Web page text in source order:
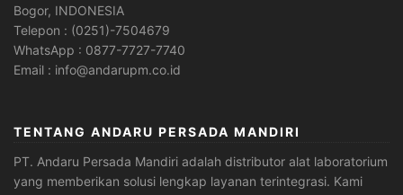
Bogor, INDONESIA
Telepon : (0251)-7504679
WhatsApp : 0877-7727-7740
Email : info@andarupm.co.id
TENTANG ANDARU PERSADA MANDIRI
PT. Andaru Persada Mandiri adalah distributor alat laboratorium
yang memberikan solusi lengkap layanan terintegrasi. Kami